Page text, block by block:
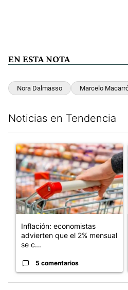
EN ESTA NOTA
Nora Dalmasso Marcelo
Noticias en Tendencia
Un artículo de tendencia con el
Inflación: economistas
advierten que el 2% mensual
se c...
5 comentarios